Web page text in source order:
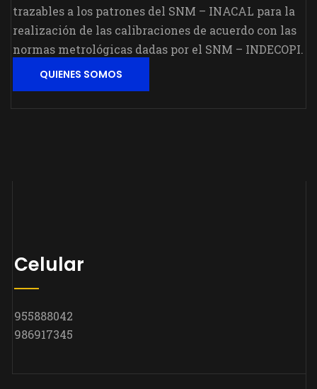
trazables a los patrones del SNM – INACAL para la
realización de las calibraciones de acuerdo con las
normas metrológicas dadas por el SNM – INDECOPI.
QUIENES SOMOS
Celular
955888042
986917345